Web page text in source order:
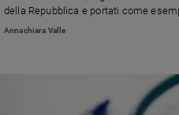
e
della Repubblica e portati come
Giacomo Panizza
Annachiara Valle